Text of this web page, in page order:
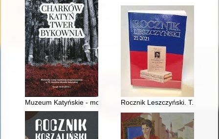
Muzeum Katyńskie - monument katyńskiRocznik Leszczyński. T. 21